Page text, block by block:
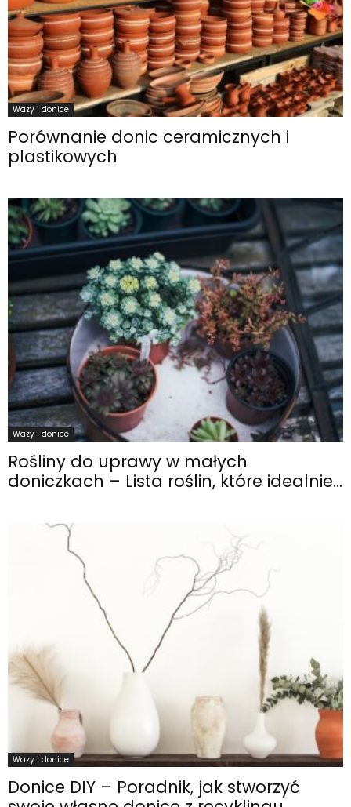
Wazy i donice
Porównanie donic ceramicznych i
plastikowych
Wazy i donice
Rośliny do uprawy w małych
doniczkach – Lista roślin, które idealnie...
Wazy i donice
Donice DIY – Poradnik, jak stworzyć